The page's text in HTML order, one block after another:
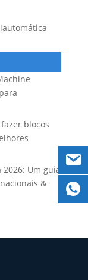
blocos
Um guia
&